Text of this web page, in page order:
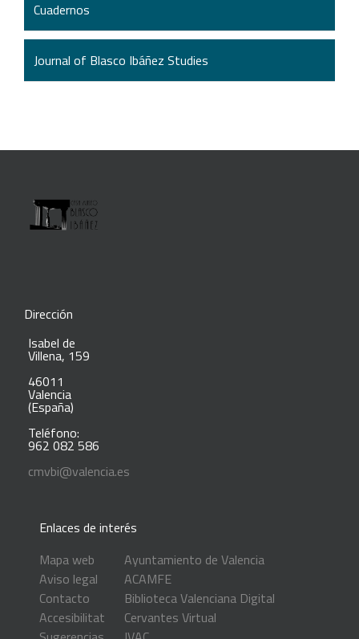
Cuadernos
Journal of Blasco Ibáñez Studies
Dirección
Isabel de
Villena, 159
46011
Valencia
(España)
Teléfono:
962 082 586
cmvbi@valencia.es
Enlaces de interés
Mapa web
Aviso legal
Contacto
Accesibilitat
Ayuntamiento de Valencia
ACAMFE
Biblioteca Valenciana Digital
Cervantes Virtual